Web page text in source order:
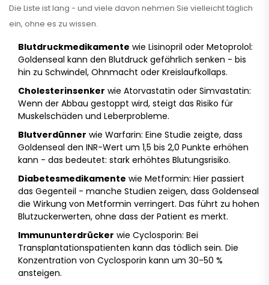
Die Liste ist lang - und viele davon nehmen Sie vielleicht täglich
ein, ohne es zu wissen.
Blutdruckmedikamente wie Lisinopril oder Metoprolol:
Goldenseal kann den Blutdruck gefährlich senken - bis
hin zu Schwindel, Ohnmacht oder Kreislaufkollaps.
Cholesterinsenker wie Atorvastatin oder Simvastatin:
Wenn der Abbau gestoppt wird, steigt das Risiko für
Muskelschäden und Leberprobleme.
Blutverdünner wie Warfarin: Eine Studie zeigte, dass
Goldenseal den INR-Wert um 1,5 bis 2,0 Punkte erhöhen
kann - das bedeutet: stark erhöhtes Blutungsrisiko.
Diabetesmedikamente wie Metformin: Hier passiert
das Gegenteil - manche Studien zeigen, dass Goldenseal
die Wirkung von Metformin verringert. Das führt zu hohen
Blutzuckerwerten, ohne dass der Patient es merkt.
Immununterdrücker wie Cyclosporin: Bei
Transplantationspatienten kann das tödlich sein. Die
Konzentration von Cyclosporin kann um 30-50 %
ansteigen.